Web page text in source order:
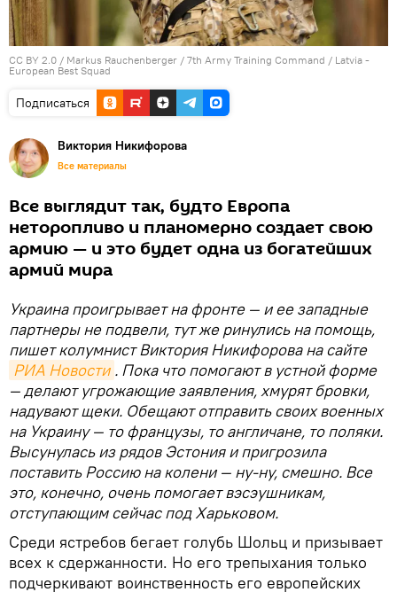
CC BY 2.0 / Markus Rauchenberger / 7th Army Training Command / Latvia -
European Best Squad
Подписаться
Виктория Никифорова
Все материалы
Все выглядит так, будто Европа
неторопливо и планомерно создает свою
армию — и это будет одна из богатейших
армий мира
Украина проигрывает на фронте — и ее западные
партнеры не подвели, тут же ринулись на помощь,
пишет колумнист Виктория Никифорова на сайте
РИА Новости . Пока что помогают в устной форме
— делают угрожающие заявления, хмурят бровки,
надувают щеки. Обещают отправить своих военных
на Украину — то французы, то англичане, то поляки.
Высунулась из рядов Эстония и пригрозила
поставить Россию на колени — ну-ну, смешно. Все
это, конечно, очень помогает вэсэушникам,
отступающим сейчас под Харьковом.
Среди ястребов бегает голубь Шольц и призывает
всех к сдержанности. Но его трепыхания только
подчеркивают воинственность его европейских